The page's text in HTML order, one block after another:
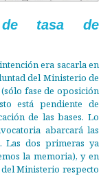
de tasa de
era sacarla en
del Ministerio de
fase de oposición
está pendiente de
de las bases. Lo
abarcará las
Las dos primeras ya
la memoria), y en
Ministerio respecto